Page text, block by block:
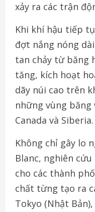
xảy ra các trận
Khi khí hậu tiếp
đợt nắng nóng
tan chảy từ băng
tăng, kích hoạt
dãy núi cao trên
những vùng
Canada và Siberia.
Không chỉ gây lo
Blanc, nghiên
cho các thành
chất từng tạo ra
Tokyo (Nhật